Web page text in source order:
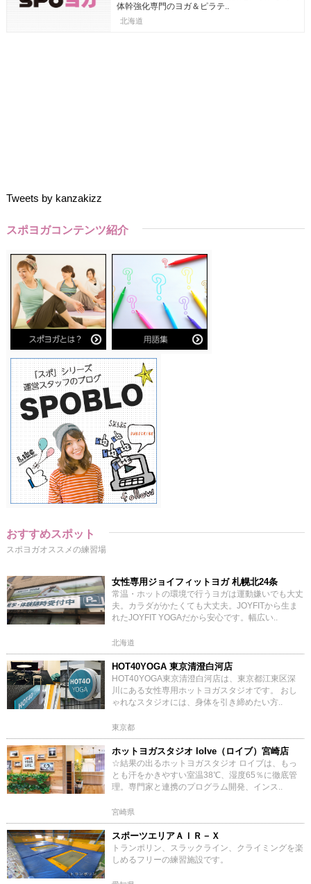
体幹強化専門のヨガ＆ピラテ..
北海道
Tweets by kanzakizz
スポヨガコンテンツ紹介
おすすめスポット
スポヨガオススメの練習場
女性専用ジョイフィットヨガ 札幌北24条
常温・ホットの環境で行うヨガは運動嫌いでも大丈
夫。カラダがかたくても大丈夫。JOYFITから生ま
れたJOYFIT YOGAだから安心です。幅広い..
北海道
HOT40YOGA 東京清澄白河店
HOT40YOGA東京清澄白河店は、東京都江東区深
川にある女性専用ホットヨガスタジオです。 おし
ゃれなスタジオには、身体を引き締めたい方..
東京都
ホットヨガスタジオ loIve（ロイブ）宮崎店
☆結果の出るホットヨガスタジオ ロイブは、もっ
とも汗をかきやすい室温38℃、湿度65％に徹底管
理。専門家と連携のプログラム開発、インス..
宮崎県
スポーツエリアＡＩＲ－Ｘ
トランポリン、スラックライン、クライミングを楽
しめるフリーの練習施設です。